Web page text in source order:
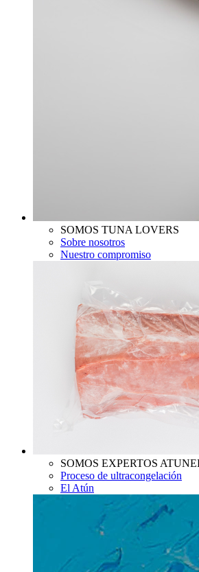
SOMOS TUNA LOVERS
Sobre nosotros
Nuestro compromiso
SOMOS EXPERTOS
Proceso de ultracongelación
El Atún